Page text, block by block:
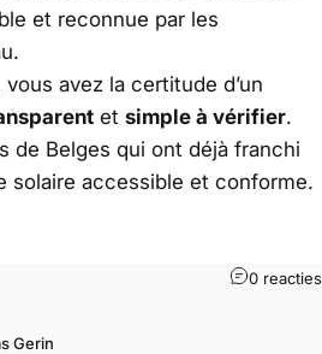
et reconnue par les
vous avez la certitude d’un
et simple à vérifier.
de Belges qui ont déjà franchi
solaire accessible et conforme.
0 reacties
Gerin